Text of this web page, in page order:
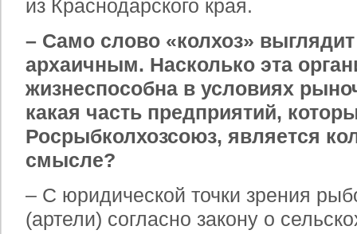
из Краснодарского края.
– Само слово «колхоз»
архаичным. Насколько эта
жизнеспособна в условиях
какая часть предприятий,
Росрыбколхозсоюз, является
смысле?
– С юридической точки зрения
(артели) согласно закону о